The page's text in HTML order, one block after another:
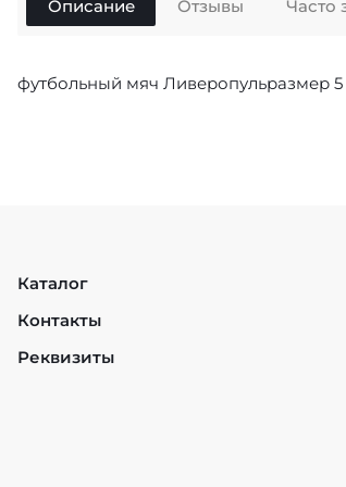
Описание
футбольный мяч Ливеропульразмер
Отзывы Часто
Каталог
Контакты
Реквизиты